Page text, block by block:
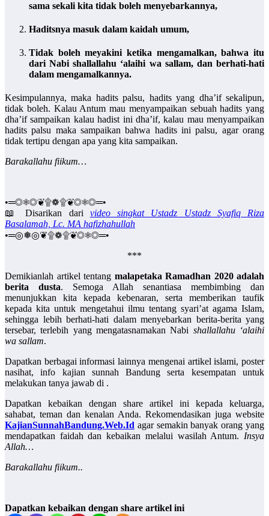
sama sekali kita tidak boleh menyebarkannya,
Haditsnya masuk dalam kaidah umum,
Tidak boleh meyakini ketika mengamalkan, bahwa itu
dari Nabi shallallahu ‘alaihi wa sallam, dan berhati-hati
dalam mengamalkannya.
Kesimpulannya, maka hadits palsu, hadits yang dha’if sekalipun,
tidak boleh. Kalau Antum mau menyampaikan sebuah hadits yang
dha’if sampaikan kalau hadist ini dha’if, kalau mau menyampaikan
hadits palsu maka sampaikan bahwa hadits ini palsu, agar orang
tidak tertipu dengan apa yang kita sampaikan.
Barakallahu fiikum…
•═◎❅◎❦۩❁۩❦◎❅◎═•
📖 Disarikan dari video singkat Ustadz Ustadz Syafiq Riza
Basalamah, Lc. MA hafizhahullah
•═◎❅◎❦۩❁۩❦◎❅◎═•
***
Demikianlah artikel tentang malapetaka Ramadhan 2020 adalah
berita dusta. Semoga Allah senantiasa membimbing dan
menunjukkan kita kepada kebenaran, serta memberikan taufik
kepada kita untuk mengetahui ilmu tentang syari’at agama Islam,
sehingga lebih berhati-hati dalam menyebarkan berita-berita yang
tersebar, terlebih yang mengatasnamakan Nabi shallallahu ‘alaihi
wa sallam.
Dapatkan berbagai informasi lainnya mengenai artikel islami, poster
nasihat, info kajian sunnah Bandung serta kesempatan untuk
melakukan tanya jawab di .
Dapatkan kebaikan dengan share artikel ini kepada keluarga,
sahabat, teman dan kenalan Anda. Rekomendasikan juga website
KajianSunnahBandung.Web.Id agar semakin banyak orang yang
mendapatkan faidah dan kebaikan melalui wasilah Antum. Insya
Allah…
Barakallahu fiikum..
Dapatkan kebaikan dengan share artikel ini